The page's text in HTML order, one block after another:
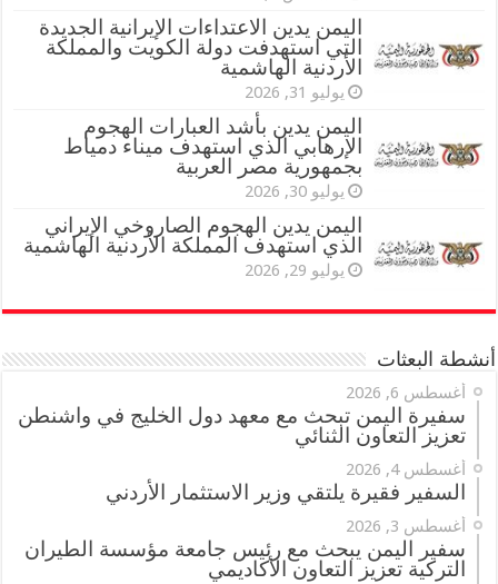
اليمن يدين الاعتداءات الإيرانية الجديدة
التي استهدفت دولة الكويت والمملكة
الأردنية الهاشمية
يوليو 31, 2026
اليمن يدين بأشد العبارات الهجوم
الإرهابي الذي استهدف ميناء دمياط
بجمهورية مصر العربية
يوليو 30, 2026
اليمن يدين الهجوم الصاروخي الإيراني
الذي استهدف المملكة الأردنية الهاشمية
يوليو 29, 2026
أنشطة البعثات
أغسطس 6, 2026
سفيرة اليمن تبحث مع معهد دول الخليج في واشنطن
تعزيز التعاون الثنائي
أغسطس 4, 2026
السفير فقيرة يلتقي وزير الاستثمار الأردني
أغسطس 3, 2026
سفير اليمن يبحث مع رئيس جامعة مؤسسة الطيران
التركية تعزيز التعاون الأكاديمي